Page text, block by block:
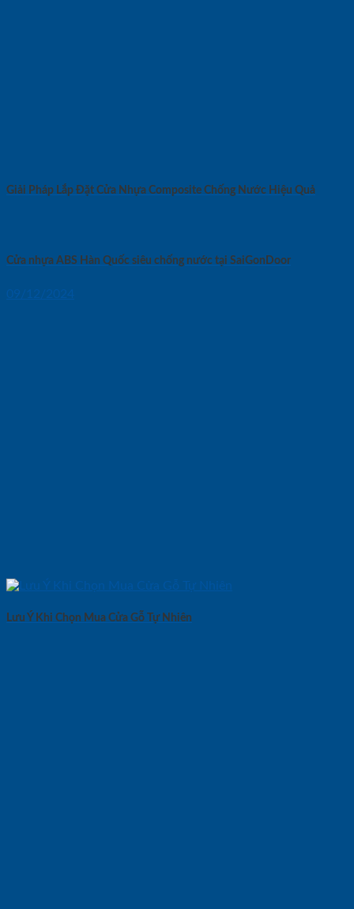
Giải Pháp Lắp Đặt Cửa Nhựa Composite Chống Nước Hiệu Quả
Cửa nhựa ABS Hàn Quốc siêu chống nước tại SaiGonDoor
09/12/2024
Lưu Ý Khi Chọn Mua Cửa Gỗ Tự Nhiên